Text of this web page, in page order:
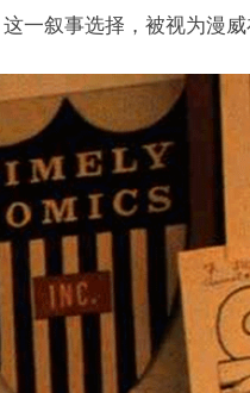
一叙事选择，被视为漫